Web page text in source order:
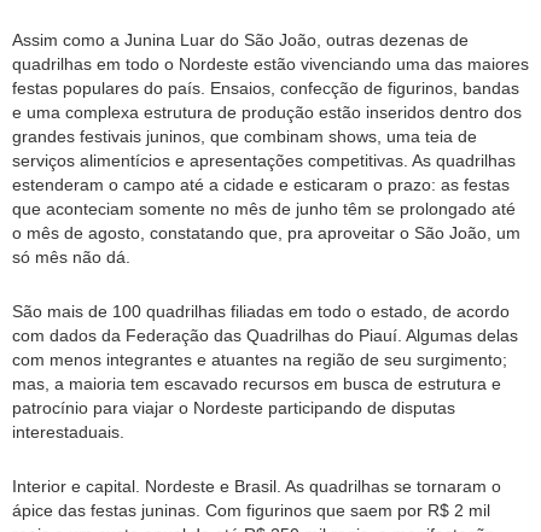
Assim como a Junina Luar do São João, outras dezenas de
quadrilhas em todo o Nordeste estão vivenciando uma das maiores
festas populares do país. Ensaios, confecção de figurinos, bandas
e uma complexa estrutura de produção estão inseridos dentro dos
grandes festivais juninos, que combinam shows, uma teia de
serviços alimentícios e apresentações competitivas. As quadrilhas
estenderam o campo até a cidade e esticaram o prazo: as festas
que aconteciam somente no mês de junho têm se prolongado até
o mês de agosto, constatando que, pra aproveitar o São João, um
só mês não dá.
São mais de 100 quadrilhas filiadas em todo o estado, de acordo
com dados da Federação das Quadrilhas do Piauí. Algumas delas
com menos integrantes e atuantes na região de seu surgimento;
mas, a maioria tem escavado recursos em busca de estrutura e
patrocínio para viajar o Nordeste participando de disputas
interestaduais.
Interior e capital. Nordeste e Brasil. As quadrilhas se tornaram o
ápice das festas juninas. Com figurinos que saem por R$ 2 mil